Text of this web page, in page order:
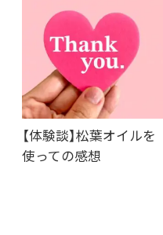
【体験談】松葉オイルを
使っての感想